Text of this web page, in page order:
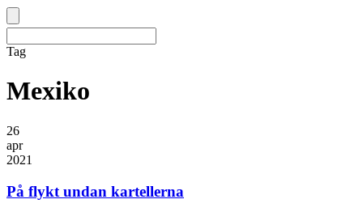
Tag
Mexiko
26
apr
2021
På flykt undan kartellerna